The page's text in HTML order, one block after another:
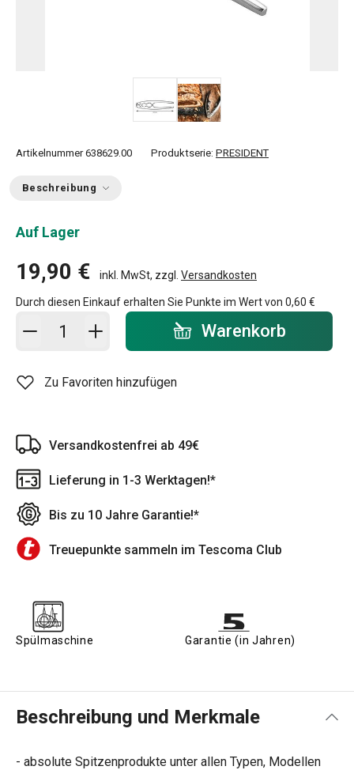
Artikelnummer 638629.00 Produktserie: PRESIDENT
Beschreibung
Auf Lager
19,90 € inkl. MwSt, zzgl. Versandkosten
Durch diesen Einkauf erhalten Sie Punkte im Wert von 0,60 €
In den Warenkorb - Menge Warenkorb
Zu Favoriten hinzufügen
Versandkostenfrei ab 49€
Lieferung in 1-3 Werktagen!*
Bis zu 10 Jahre Garantie!*
Treuepunkte sammeln im Tescoma Club
Spülmaschine Garantie (in Jahren)
Beschreibung und Merkmale
- absolute Spitzenprodukte unter allen Typen, Modellen